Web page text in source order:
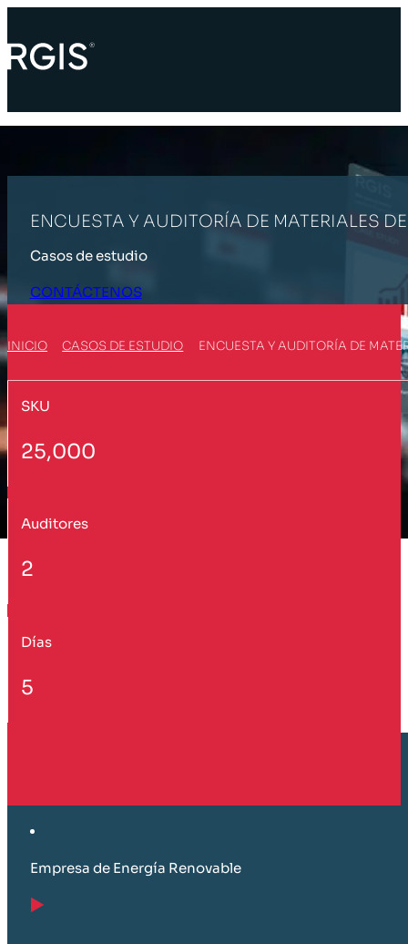
ENCUESTA Y AUDITORÍA DE MATERIALES
Casos de estudio
CONTÁCTENOS
INICIO CASOS DE ESTUDIO ENCUESTA Y AUDITORÍA DE
SKU
25,000
Auditores
2
Días
5
Empresa de Energía Renovable